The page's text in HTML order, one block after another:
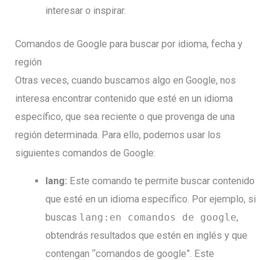
interesar o inspirar.
Comandos de Google para buscar por idioma, fecha y
región
Otras veces, cuando buscamos algo en Google, nos
interesa encontrar contenido que esté en un idioma
específico, que sea reciente o que provenga de una
región determinada. Para ello, podemos usar los
siguientes comandos de Google:
lang: Este comando te permite buscar contenido
que esté en un idioma específico. Por ejemplo, si
buscas lang:en comandos de google,
obtendrás resultados que estén en inglés y que
contengan “comandos de google”. Este